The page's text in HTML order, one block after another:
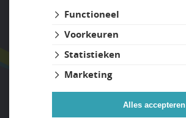
Functioneel
Voorkeuren
Statistieken
Marketing
Alles accepteren